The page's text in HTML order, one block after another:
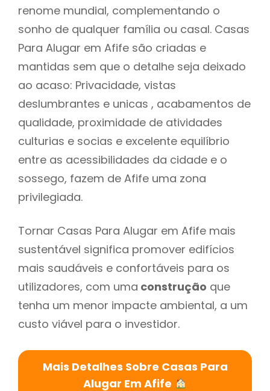
renome mundial, complementando o
sonho de qualquer família ou casal. Casas
Para Alugar em Afife são criadas e
mantidas sem que o detalhe seja deixado
ao acaso: Privacidade, vistas
deslumbrantes e unicas , acabamentos de
qualidade, proximidade de atividades
culturias e socias e excelente equilíbrio
entre as acessibilidades da cidade e o
sossego, fazem de Afife uma zona
privilegiada.
Tornar Casas Para Alugar em Afife mais
sustentável significa promover edifícios
mais saudáveis e confortáveis para os
utilizadores, com uma construção que
tenha um menor impacte ambiental, a um
custo viável para o investidor.
Mais Detalhes Sobre Casas Para
Alugar Em Afife